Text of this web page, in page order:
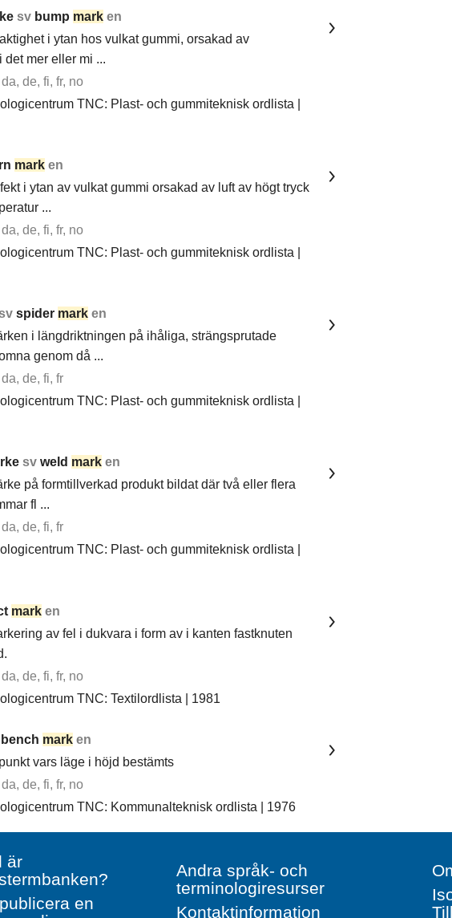
sv bump mark en
i ytan hos vulkat gummi, orsakad av
det mer eller mi ...
da, de, fi, fr, no
TNC: Plast- och gummiteknisk ordlista |
mark en
i ytan av vulkat gummi orsakad av luft av högt tryck
...
da, de, fi, fr, no
TNC: Plast- och gummiteknisk ordlista |
spider mark en
i längdriktningen på ihåliga, strängsprutade
genom då ...
da, de, fi, fr
TNC: Plast- och gummiteknisk ordlista |
sv weld mark en
på formtillverkad produkt bildat där två eller flera
fl ...
da, de, fi, fr
TNC: Plast- och gummiteknisk ordlista |
mark en
av fel i dukvara i form av i kanten fastknuten
da, de, fi, fr, no
TNC: Textilordlista | 1981
bench mark en
vars läge i höjd bestämts
da, de, fi, fr, no
TNC: Kommunalteknisk ordlista | 1976
är
en
Andra språk- och
terminologiresurser
Kontaktinformation